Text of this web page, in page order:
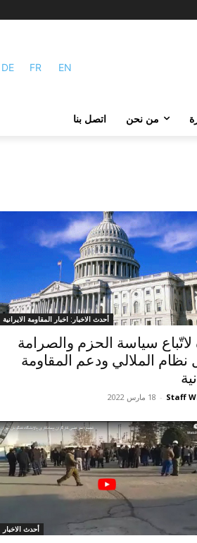
DE FR EN
من نحن اتصل بنا
أحدث الاخبار: اخبار المقاومة الايرانية
سياسة الحزم والصرامة
نظام الملالي ودعم المقاومة
Staff
- 18 مارس 2022
أحدث الاخبار